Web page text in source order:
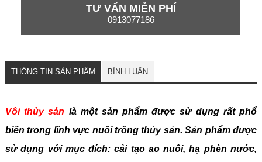
TƯ VẤN MIỄN PHÍ
0913077186
THÔNG TIN SẢN PHẨM BÌNH LUẬN
Vôi thủy sản là một sản phẩm được sử dụng rất phổ
biến trong lĩnh vực nuôi trồng thủy sản. Sản phẩm được
sử dụng với mục đích: cải tạo ao nuôi, hạ phèn nước,